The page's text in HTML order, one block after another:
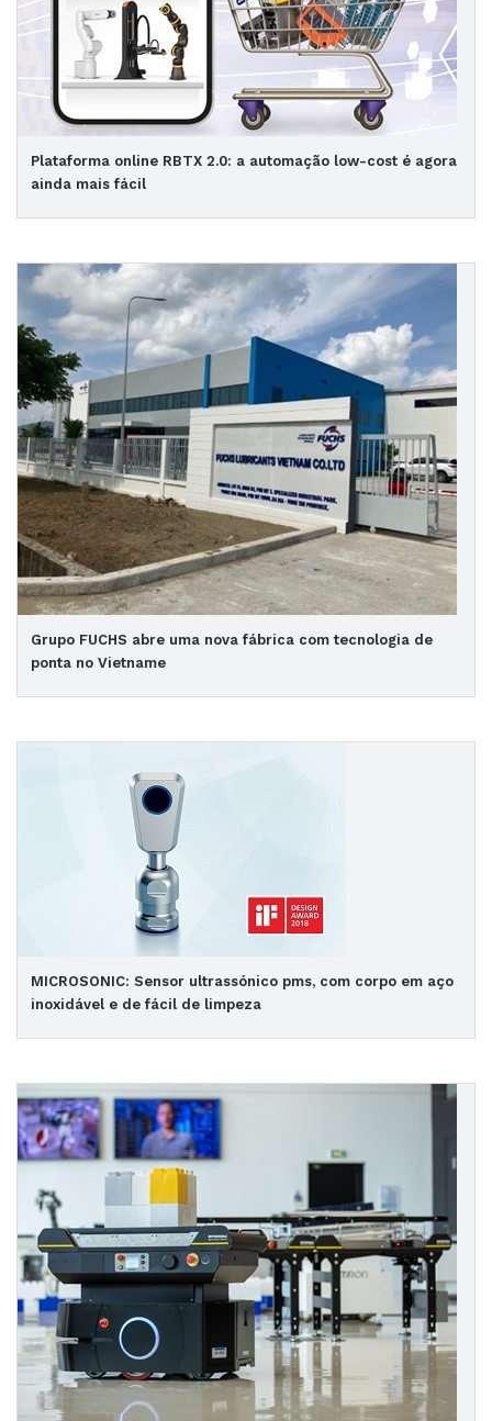
Plataforma online RBTX 2.0: a automação low-cost é agora
ainda mais fácil
Grupo FUCHS abre uma nova fábrica com tecnologia de
ponta no Vietname
MICROSONIC: Sensor ultrassónico pms, com corpo em aço
inoxidável e de fácil de limpeza